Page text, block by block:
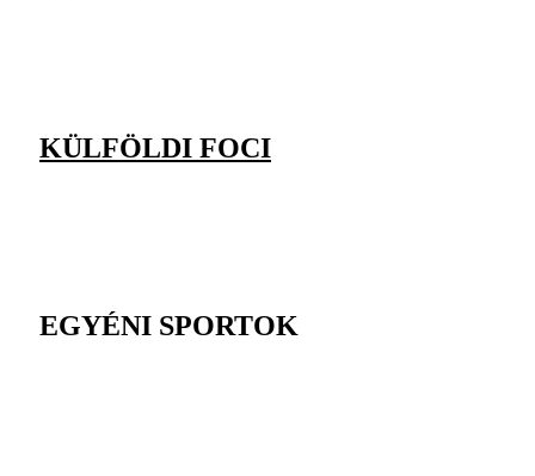
KÜLFÖLDI FOCI
EGYÉNI SPORTOK